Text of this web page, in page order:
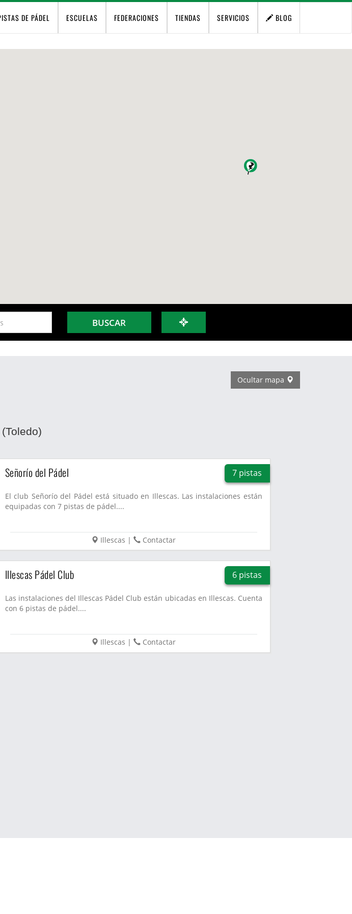
DE PÁDEL ESCUELAS FEDERACIONES TIENDAS SERVICIOS BLOG
BUSCAR
Ocultar mapa
Señorío del Pádel 7 pistas
El club Señorío del Pádel está situado en Illescas. Las instalaciones están
equipadas con 7 pistas de pádel....
Illescas | Contactar
Illescas Pádel Club 6 pistas
Las instalaciones del Illescas Pádel Club están ubicadas en Illescas. Cuenta
con 6 pistas de pádel....
Illescas | Contactar